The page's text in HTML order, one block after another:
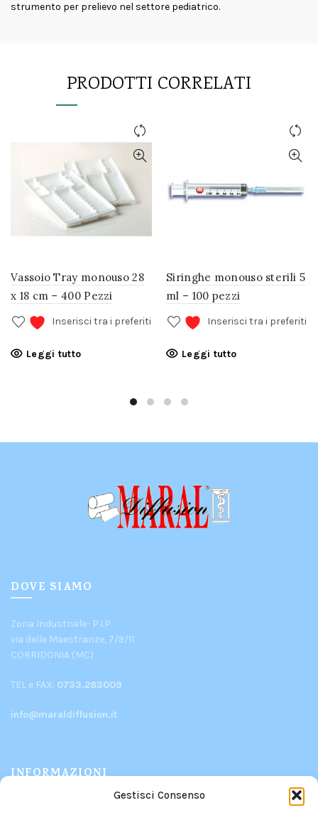
Gestisci Consenso
strumento per prelievo nel settore pediatrico.
PRODOTTI CORRELATI
Vassoio Tray monouso 28
x 18 cm – 400 Pezzi
Inserisci tra i preferiti
Leggi tutto
Siringhe monouso sterili 5
ml – 100 pezzi
Inserisci tra i preferiti
Leggi tutto
DOVE SIAMO
Zona Industriale- P.I.P
via delle Maestranze, 7/9/11
CORRIDONIA (MC)
TEL e FAX: 0733.283009
info@maraldiffusion.it
INFORMAZIONI